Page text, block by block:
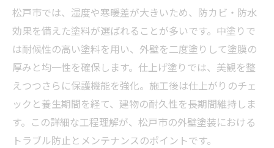
松戸市では、湿度や寒暖差が大きいため、防カビ・防水
効果を備えた塗料が選ばれることが多いです。中塗りで
は耐候性の高い塗料を用い、外壁を二度塗りして塗膜の
厚みと均一性を確保します。仕上げ塗りでは、美観を整
えつつさらに保護機能を強化。施工後は仕上がりのチェ
ックと養生期間を経て、建物の耐久性を長期間維持しま
す。この詳細な工程理解が、松戸市の外壁塗装における
トラブル防止とメンテナンスのポイントです。